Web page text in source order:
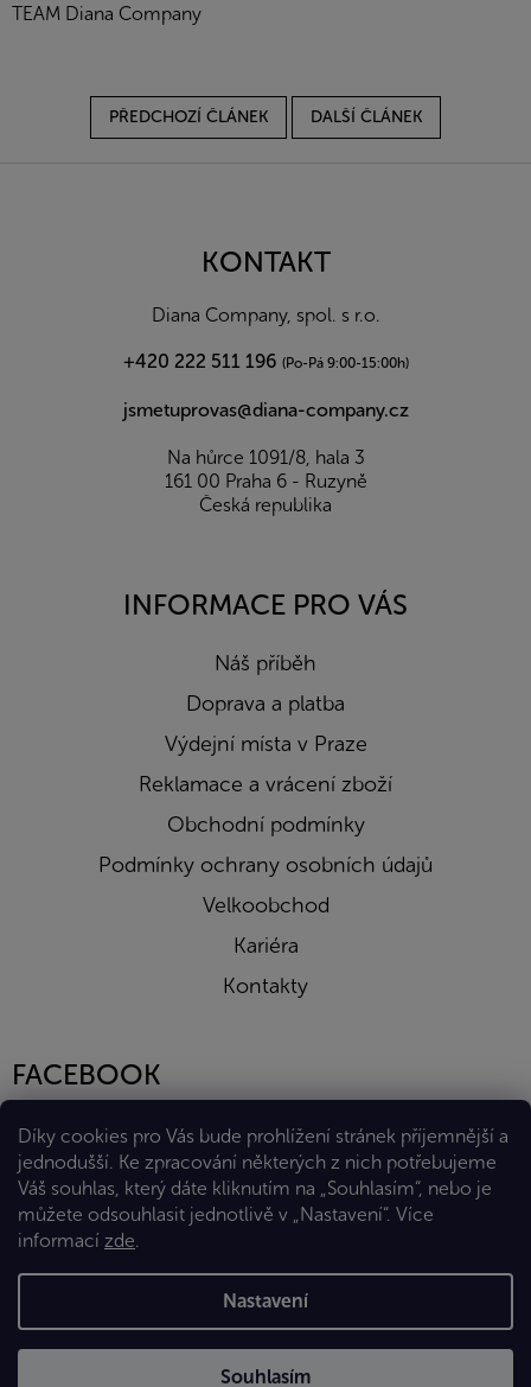
Díky cookies pro Vás bude prohlížení stránek příjemnější a
jednodušší. Ke zpracování některých z nich potřebujeme
Váš souhlas, který dáte kliknutím na „Souhlasím“, nebo je
můžete odsouhlasit jednotlivě v „Nastavení“. Více
informací zde.
Nastavení
Souhlasím
TEAM Diana Company
PŘEDCHOZÍ ČLÁNEK DALŠÍ ČLÁNEK
KONTAKT
Diana Company, spol. s r.o.
+420 222 511 196 (Po-Pá 9:00-15:00h)
jsmetuprovas@diana-company.cz
Na hůrce 1091/8, hala 3
161 00 Praha 6 - Ruzyně
Česká republika
INFORMACE PRO VÁS
Náš příběh
Doprava a platba
Výdejní místa v Praze
Reklamace a vrácení zboží
Obchodní podmínky
Podmínky ochrany osobních údajů
Velkoobchod
Kariéra
Kontakty
FACEBOOK
Vytvořil Shoptet Premium
Copyright 2026Eshop Diana Company, spol. s r.o.. Všechna
práva vyhrazena.